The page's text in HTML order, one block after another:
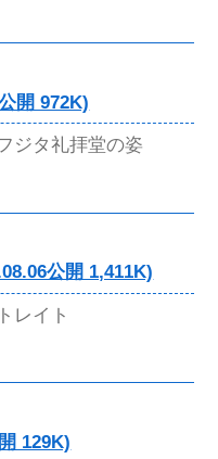
開 972K)
ジタ礼拝堂の姿
公開 1,411K)
レイト
129K)